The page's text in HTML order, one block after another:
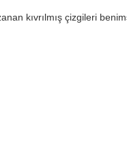
kıvrılmış çizgileri